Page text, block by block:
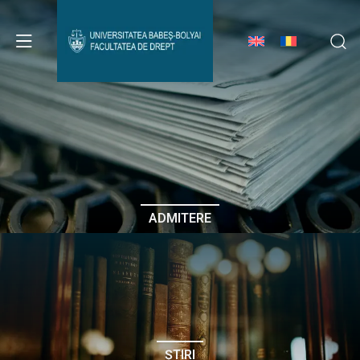
Avizier Studenți
Studii
Admitere
Erasmus & Internațional
Despre Facultate
ADMITERE
ȘTIRI